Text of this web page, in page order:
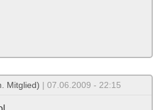
Mitglied) | 07.06.2009 - 22:15